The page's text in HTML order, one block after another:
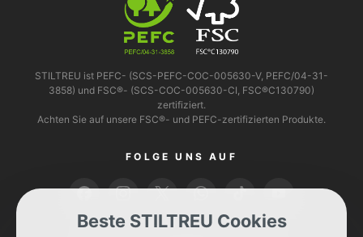
STILTREU ist PEFC- (SCS-PEFC-COC-005630-V, PEFC/04-31-
3858) und FSC®- (SCS-COC-005630-CI, FSC®C130790)
zertifiziert.
Achten Sie auf unsere FSC®- und PEFC-zertifizierten Produkte.
FOLGE UNS AUF
Beste STILTREU Cookies